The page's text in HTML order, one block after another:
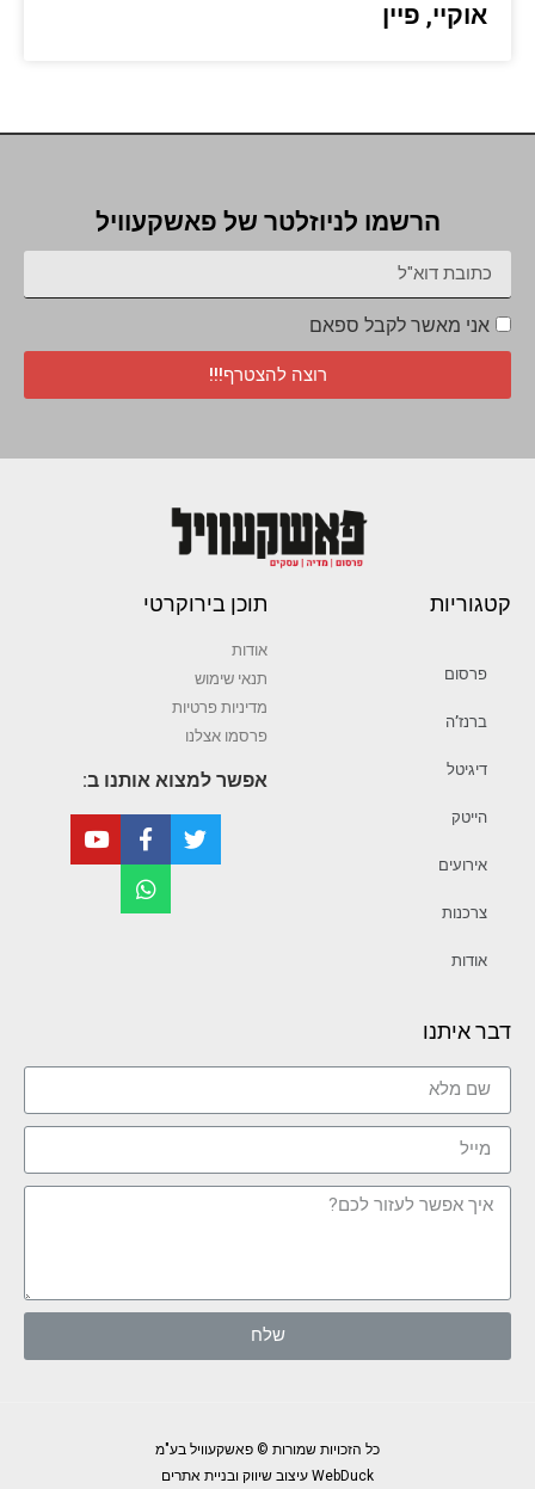
אוקיי, פיין
הרשמו לניוזלטר של פאשקעוויל
אני מאשר לקבל ספאם
רוצה להצטרף!!!
קטגוריות
פרסום
ברנז’ה
דיגיטל
הייטק
אירועים
צרכנות
אודות
תוכן בירוקרטי
אודות
תנאי שימוש
מדיניות פרטיות
פרסמו אצלנו
אפשר למצוא אותנו ב:
דבר איתנו
שלח
כל הזכויות שמורות © פאשקעוויל בע"מ
WebDuck עיצוב שיווק ובניית אתרים